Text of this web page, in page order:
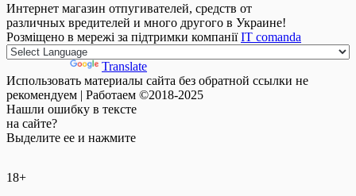
Интернет магазин отпугивателей, средств от
различных вредителей и много другого в Украине!
Розміщено в мережі за підтримки компаніїIT comanda
Translate
Использовать материалы сайта без обратной ссылки не
рекомендуем | Работаем ©2018-2025
Нашли ошибку в тексте
на сайте?
Выделите ее и нажмите
18+